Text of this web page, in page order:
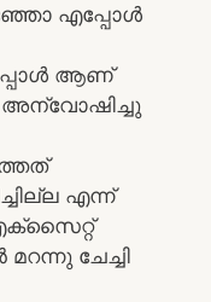
എപ്പോൾ
ആണ്
അന്വോഷിച്ചു
എന്ന്
ചേച്ചി